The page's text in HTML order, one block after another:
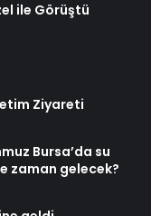
ile Görüştü
Ziyareti
Bursa’da su
zaman gelecek?